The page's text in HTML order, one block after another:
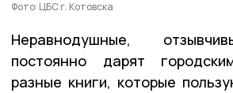
Фото: ЦБС г. Котовска
Неравнодушные,
постоянно дарят
разные книги, которые